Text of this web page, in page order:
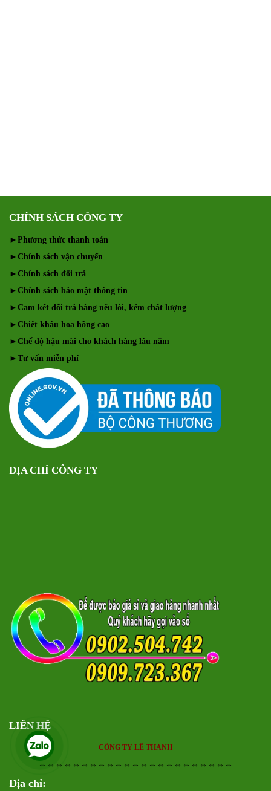
CHÍNH SÁCH CÔNG TY
► Phương thức thanh toán
► Chính sách vận chuyển
► Chính sách đổi trả
► Chính sách bảo mật thông tin
► Cam kết đổi trả hàng nếu lỗi, kém chất lượng
► Chiết khấu hoa hồng cao
► Chế độ hậu mãi cho khách hàng lâu năm
► Tư vấn miễn phí
ĐỊA CHỈ CÔNG TY
LIÊN HỆ
CÔNG TY LÊ THANH
⇔⇔⇔⇔⇔⇔⇔⇔⇔⇔⇔⇔⇔⇔⇔⇔⇔⇔⇔⇔⇔⇔⇔
Địa chỉ: